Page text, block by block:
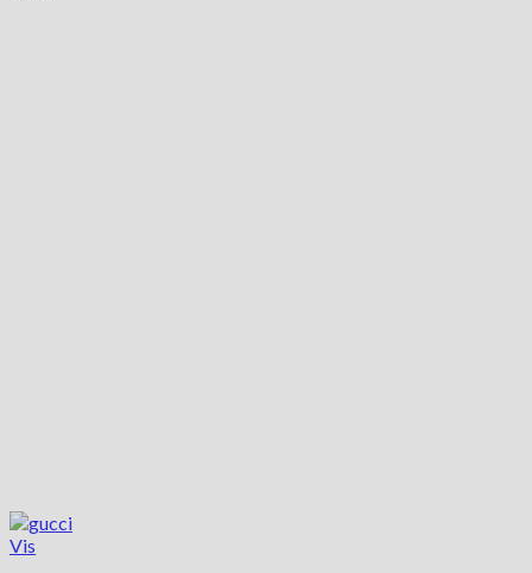
Vis